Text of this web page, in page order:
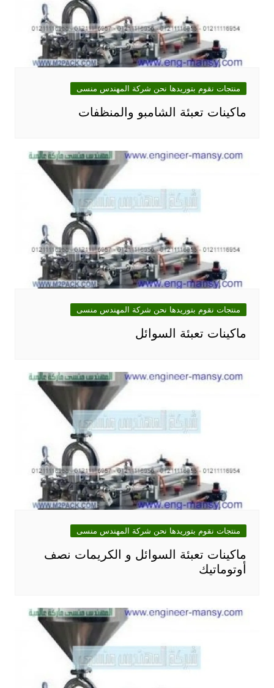
منتجات نقوم بتوريدها نحن شركة المهندس منسى
ماكينات تعبئة الشامبو والمنظفات
منتجات نقوم بتوريدها نحن شركة المهندس منسى
ماكينات تعبئة السوائل
منتجات نقوم بتوريدها نحن شركة المهندس منسى
ماكينات تعبئة السوائل و الكريمات نصف
أوتوماتيك